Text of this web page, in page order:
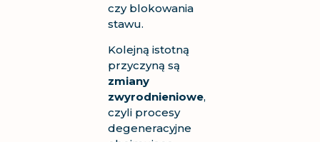
czy blokowania
stawu.
Kolejną istotną
przyczyną są
zmiany
zwyrodnieniowe,
czyli procesy
degeneracyjne